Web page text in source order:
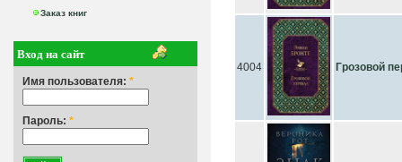
Заказ книг
Вход на сайт
Имя пользователя: *
Пароль: *
4004 Грозовой